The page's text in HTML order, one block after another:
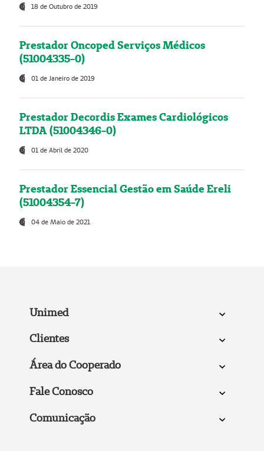
18 de Outubro de 2019
Prestador Oncoped Serviços Médicos
(51004335-0)
01 de Janeiro de 2019
Prestador Decordis Exames Cardiológicos
LTDA (51004346-0)
01 de Abril de 2020
Prestador Essencial Gestão em Saúde Ereli
(51004354-7)
04 de Maio de 2021
Unimed
Clientes
Área do Cooperado
Fale Conosco
Comunicação